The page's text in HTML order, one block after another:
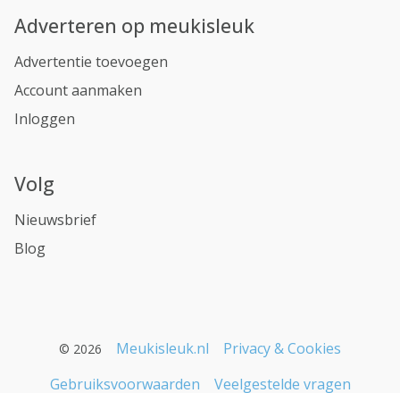
Adverteren op meukisleuk
Advertentie toevoegen
Account aanmaken
Inloggen
Volg
Nieuwsbrief
Blog
© 2026 Meukisleuk.nl
Privacy & Cookies
Gebruiksvoorwaarden
Veelgestelde vragen